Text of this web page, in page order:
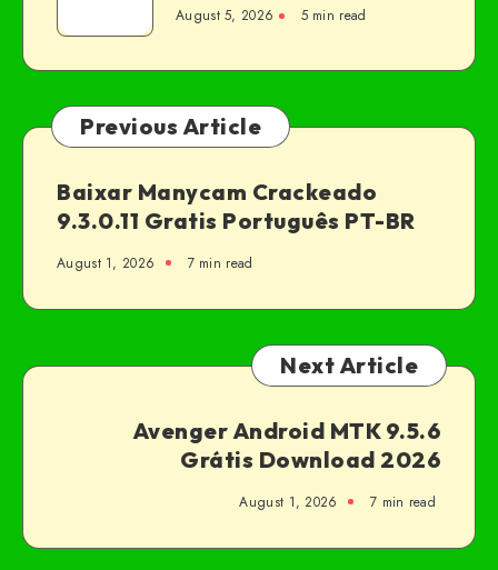
August 5, 2026 5 min read
Previous Article
Baixar Manycam Crackeado
9.3.0.11 Gratis Português PT-BR
August 1, 2026 7 min read
Next Article
Avenger Android MTK 9.5.6
Grátis Download 2026
August 1, 2026 7 min read